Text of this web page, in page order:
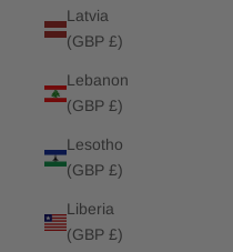
Latvia
(GBP £)
Lebanon
(GBP £)
Lesotho
(GBP £)
Liberia
(GBP £)